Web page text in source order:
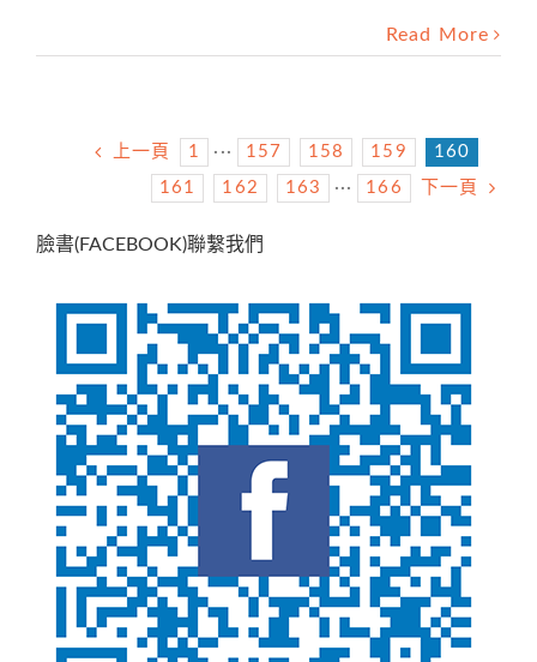
Read More
上一頁 1 ··· 157 158 159
160
161
162 163 ··· 166 下一頁
臉書(FACEBOOK)聯繫我們